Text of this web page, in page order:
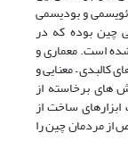
و بودیسمی
چین بوده که در
شده است. معماری و
کالبدی – معنایی و
های برخاسته از
ساخت از
از مردمان چین را